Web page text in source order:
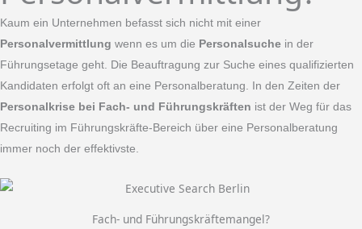
Kaum ein Unternehmen befasst sich nicht mit einer
Personalvermittlung wenn es um die Personalsuche in der
Führungsetage geht. Die Beauftragung zur Suche eines qualifizierten
Kandidaten erfolgt oft an eine Personalberatung. In den Zeiten der
Personalkrise bei Fach- und Führungskräften ist der Weg für das
Recruiting im Führungskräfte-Bereich über eine Personalberatung
immer noch der effektivste.
Fach- und Führungskräftemangel?